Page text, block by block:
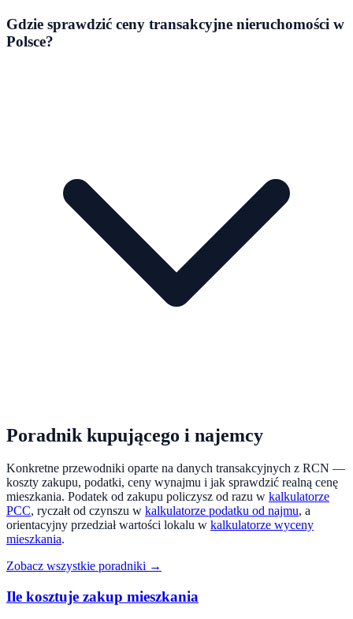
Gdzie sprawdzić ceny transakcyjne nieruchomości w
Polsce?
Poradnik kupującego i najemcy
Konkretne przewodniki oparte na danych transakcyjnych z RCN —
koszty zakupu, podatki, ceny wynajmu i jak sprawdzić realną cenę
mieszkania. Podatek od zakupu policzysz od razu w kalkulatorze
PCC, ryczałt od czynszu w kalkulatorze podatku od najmu, a
orientacyjny przedział wartości lokalu w kalkulatorze wyceny
mieszkania.
Zobacz wszystkie poradniki →
Ile kosztuje zakup mieszkania